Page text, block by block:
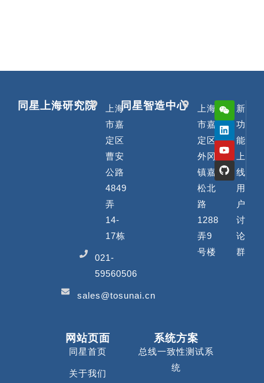
同星上海研究院
上海
市嘉
定区
曹安
公路
4849
弄
14-
17栋
021-
59560506
sales@tosunai.cn
同星智造中心
上海
市嘉
定区
外冈
镇嘉
松北
路
1288
弄9
号楼
新
功
能
上
线
用
户
讨
论
群
网站页面
同星首页
关于我们
系统方案
总线一致性测试系
统